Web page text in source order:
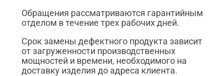
Обращения рассматриваются гарантийным
отделом в течение трех рабочих дней.
Срок замены дефектного продукта зависит
от загруженности производственных
мощностей и времени, необходимого на
доставку изделия до адреса клиента.